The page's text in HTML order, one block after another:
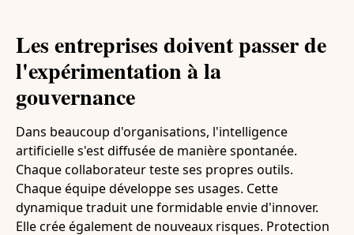
Les entreprises doivent passer de
l'expérimentation à la
gouvernance
Dans beaucoup d'organisations, l'intelligence
artificielle s'est diffusée de manière spontanée.
Chaque collaborateur teste ses propres outils.
Chaque équipe développe ses usages. Cette
dynamique traduit une formidable envie d'innover.
Elle crée également de nouveaux risques. Protection